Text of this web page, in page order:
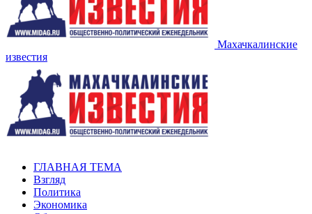
Махачкалинские
известия
ГЛАВНАЯ ТЕМА
Взгляд
Политика
Экономика